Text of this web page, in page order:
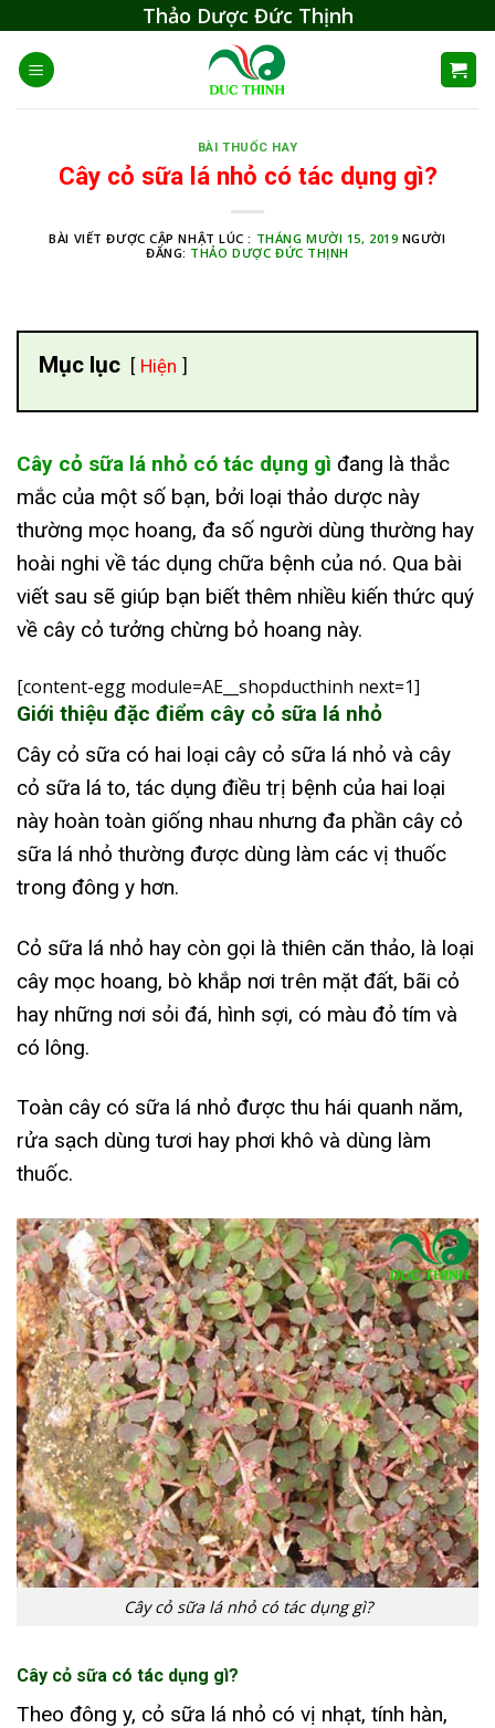
content
Thảo Dược Đức Thịnh
BÀI THUỐC HAY
Cây cỏ sữa lá nhỏ có tác dụng gì?
BÀI VIẾT ĐƯỢC CẬP NHẬT LÚC : THÁNG MƯỜI 15, 2019 NGƯỜI
ĐĂNG: THẢO DƯỢC ĐỨC THỊNH
Mục lục Hiện
Cây cỏ sữa lá nhỏ có tác dụng gì đang là thắc
mắc của một số bạn, bởi loại thảo dược này
thường mọc hoang, đa số người dùng thường hay
hoài nghi về tác dụng chữa bệnh của nó. Qua bài
viết sau sẽ giúp bạn biết thêm nhiều kiến thức quý
về cây cỏ tưởng chừng bỏ hoang này.
[content-egg module=AE__shopducthinh next=1]
Giới thiệu đặc điểm cây cỏ sữa lá nhỏ
Cây cỏ sữa có hai loại cây cỏ sữa lá nhỏ và cây
cỏ sữa lá to, tác dụng điều trị bệnh của hai loại
này hoàn toàn giống nhau nhưng đa phần cây cỏ
sữa lá nhỏ thường được dùng làm các vị thuốc
trong đông y hơn.
Cỏ sữa lá nhỏ hay còn gọi là thiên căn thảo, là loại
cây mọc hoang, bò khắp nơi trên mặt đất, bãi cỏ
hay những nơi sỏi đá, hình sợi, có màu đỏ tím và
có lông.
Toàn cây có sữa lá nhỏ được thu hái quanh năm,
rửa sạch dùng tươi hay phơi khô và dùng làm
thuốc.
Cây cỏ sữa lá nhỏ có tác dụng gì?
Cây cỏ sữa có tác dụng gì?
Theo đông y, cỏ sữa lá nhỏ có vị nhạt, tính hàn,